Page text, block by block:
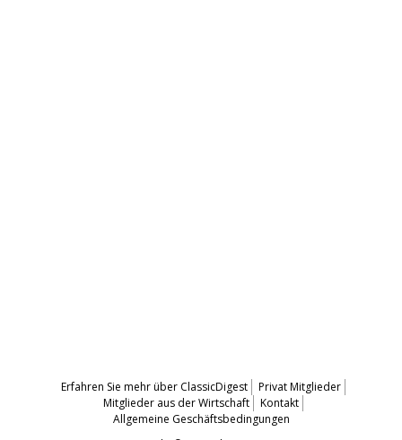
Erfahren Sie mehr über ClassicDigest
Privat Mitglieder
Mitglieder aus der Wirtschaft
Kontakt
Allgemeine Geschäftsbedingungen